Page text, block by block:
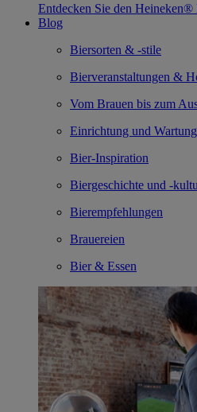
Entdecken Sie den Heineken®
Blog
Biersorten & -stile
Bierveranstaltungen &
Vom Brauen bis zum
Einrichtung und
Bier-Inspiration
Biergeschichte und -
Bierempfehlungen
Brauereien
Bier & Essen